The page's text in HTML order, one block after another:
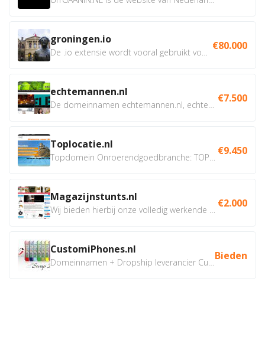
groningen.io €80.000
echtemannen.nl €7.500
Toplocatie.nl €9.450
Magazijnstunts.nl €2.000
CustomiPhones.nl Bieden